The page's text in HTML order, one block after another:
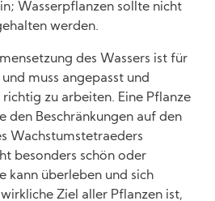
Wasserpflanzen sollte nicht
werden.
des Wassers ist für
muss angepasst und
zu arbeiten. Eine Pflanze
den Beschränkungen auf den
Wachstumstetraeders
besonders schön oder
kann überleben und sich
Ziel aller Pflanzen ist,